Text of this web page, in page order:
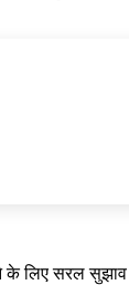
के लिए सरल